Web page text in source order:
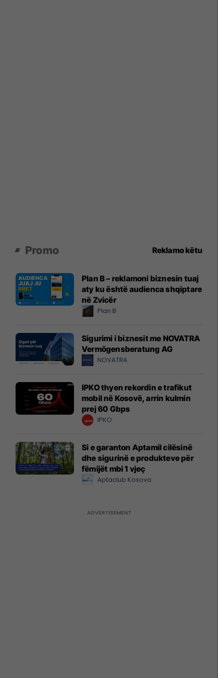
Promo Reklamo këtu
Plan B – reklamoni biznesin tuaj
aty ku është audienca shqiptare
në Zvicër
Plan B
Sigurimi i biznesit me NOVATRA
Vermögensberatung AG
NOVATRA
IPKO thyen rekordin e trafikut
mobil në Kosovë, arrin kulmin
prej 60 Gbps
IPKO
Si e garanton Aptamil cilësinë
dhe sigurinë e produkteve për
fëmijët mbi 1 vjeç
Aptaclub Kosova